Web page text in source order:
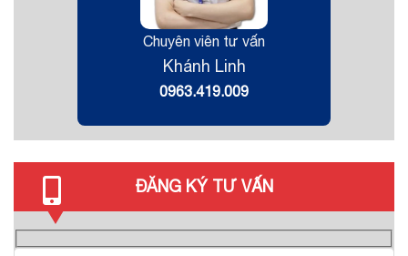
Chuyên viên tư vấn
Khánh Linh
0963.419.009
ĐĂNG KÝ TƯ VẤN